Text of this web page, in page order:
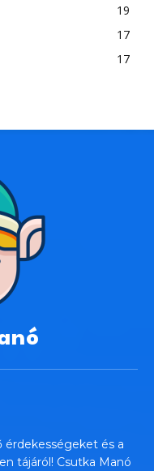
19
17
17
érdekességeket és a
tájáról! Csutka Manó